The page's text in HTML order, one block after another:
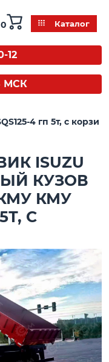
0 Каталог
12
МСК
4 гп 5т, с
ISUZU
КУЗОВ
КМУ
С